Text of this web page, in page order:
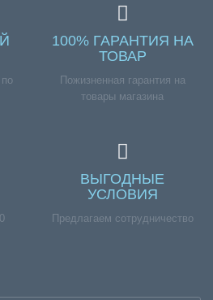
100% ГАРАНТИЯ НА
ТОВАР
Пожизненная гарантия на
товары магазина
ВЫГОДНЫЕ
УСЛОВИЯ
Предлагаем сотрудничество